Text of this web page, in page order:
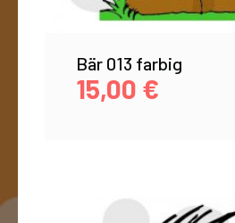
Bär 013 farbig
15,00 €